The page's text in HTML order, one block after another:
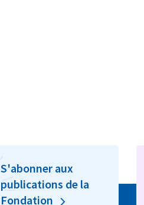
S'abonner aux
publications de la
Fondation